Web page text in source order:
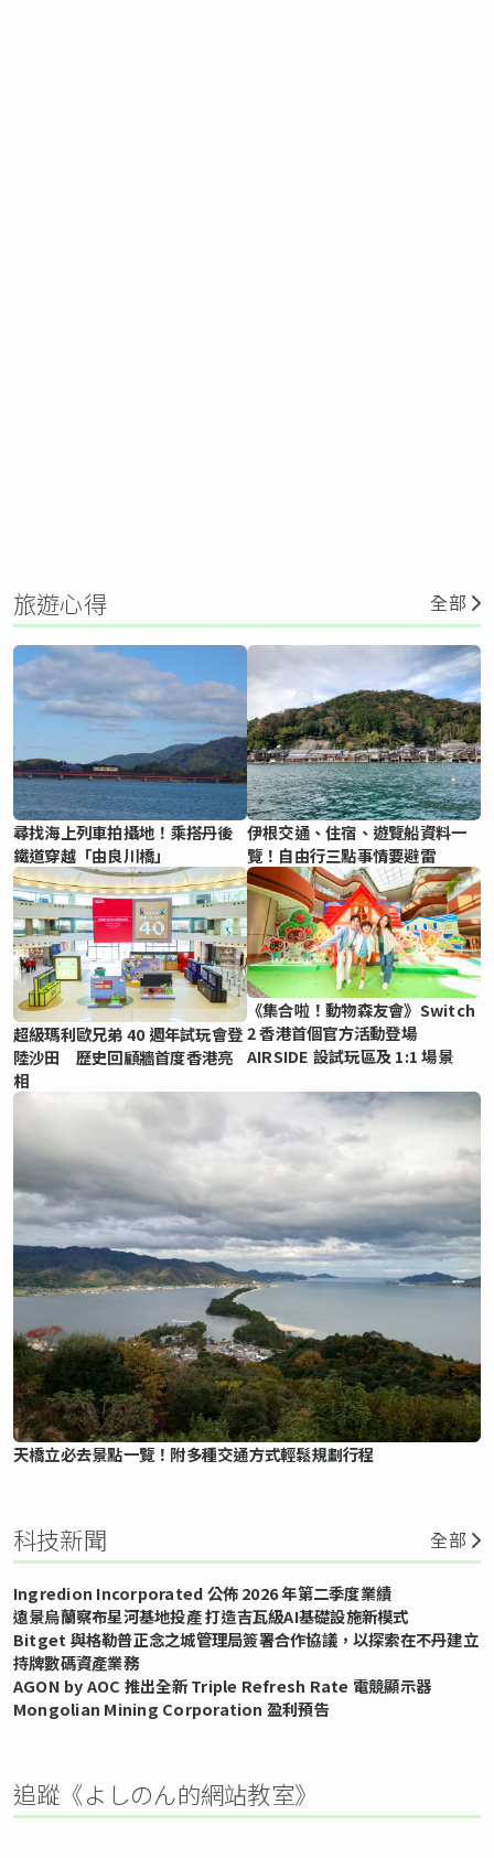
旅遊心得 全部
尋找海上列車拍攝地！乘搭丹後
鐵道穿越「由良川橋」
伊根交通、住宿、遊覽船資料一
覽！自由行三點事情要避雷
超級瑪利歐兄弟 40 週年試玩會登
陸沙田 歷史回顧牆首度香港亮
相
《集合啦！動物森友會》Switch
2 香港首個官方活動登場
AIRSIDE 設試玩區及 1:1 場景
天橋立必去景點一覽！附多種交通方式輕鬆規劃行程
科技新聞 全部
Ingredion Incorporated 公佈 2026 年第二季度業績
遠景烏蘭察布星河基地投產 打造吉瓦級AI基礎設施新模式
Bitget 與格勒普正念之城管理局簽署合作協議，以探索在不丹建立
持牌數碼資產業務
AGON by AOC 推出全新 Triple Refresh Rate 電競顯示器
Mongolian Mining Corporation 盈利預告
追蹤《よしのん的網站教室》